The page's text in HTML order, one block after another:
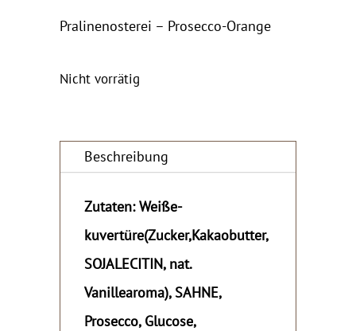
Pralinenosterei – Prosecco-Orange
Nicht vorrätig
Beschreibung
Zutaten: Weiße-
kuvertüre(Zucker,Kakaobutter,
SOJALECITIN, nat.
Vanillearoma), SAHNE,
Prosecco, Glucose,